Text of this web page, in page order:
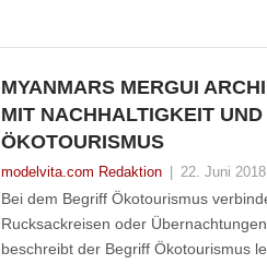
MYANMARS MERGUI
MIT NACHHALTIGKEIT UND
ÖKOTOURISMUS
modelvita.com Redaktion 22. Juni 2018
Bei dem Begriff Ökotourismus
Rucksackreisen oder
beschreibt der Begriff Ökotourismus